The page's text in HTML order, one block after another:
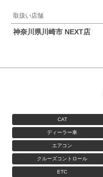
取扱い店舗
神奈川県川崎市 NEXT店
CAT
ディーラー車
エアコン
クルーズコントロール
ETC